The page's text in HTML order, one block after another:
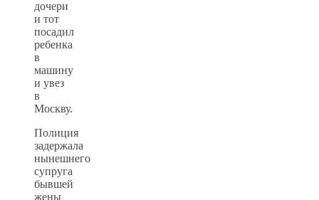
дочери
и тот
посадил
ребенка
в
машину
и увез
в
Москву.
Полиция
задержала
нынешнего
супруга
бывшей
жены